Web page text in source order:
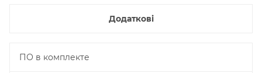
Додаткові
ПО в комплекте